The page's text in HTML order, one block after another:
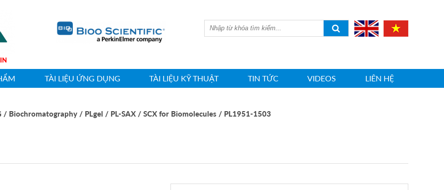
TÀI LIỆU ỨNG DỤNG TÀI LIỆU KỸ THUẬT TIN TỨC VIDEOS LIÊN HỆ
/ Biochromatography / PLgel / PL-SAX / SCX for Biomolecules / PL1951-1503